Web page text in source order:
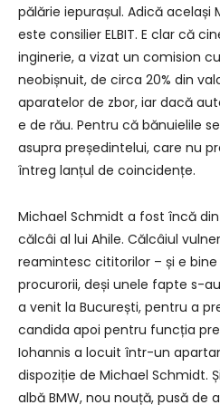
pălărie iepurașul. Adică același
este consilier ELBIT. E clar că
inginerie, a vizat un comision
neobișnuit, de circa 20% din
aparatelor de zbor, iar dacă
e de rău. Pentru că bănuielile
asupra președintelui, care nu
întreg lanțul de coincidențe.
Michael Schmidt a fost încă
călcâi al lui Ahile. Călcâiul
reamintesc cititorilor – și e
procurorii, deși unele fapte s-
a venit la București, pentru a
candida apoi pentru funcția
Iohannis a locuit într-un
dispoziție de Michael Schmidt.
albă BMW, nou nouță, pusă de